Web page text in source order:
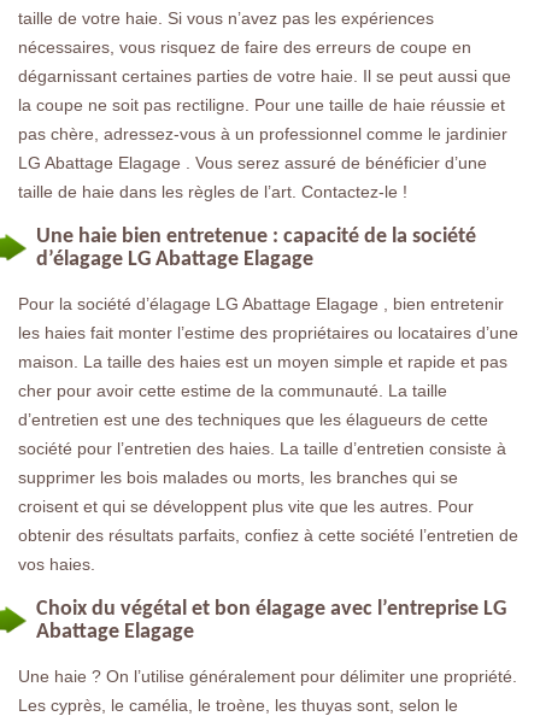
taille de votre haie. Si vous n’avez pas les expériences
nécessaires, vous risquez de faire des erreurs de coupe en
dégarnissant certaines parties de votre haie. Il se peut aussi que
la coupe ne soit pas rectiligne. Pour une taille de haie réussie et
pas chère, adressez-vous à un professionnel comme le jardinier
LG Abattage Elagage . Vous serez assuré de bénéficier d’une
taille de haie dans les règles de l’art. Contactez-le !
Une haie bien entretenue : capacité de la société
d’élagage LG Abattage Elagage
Pour la société d’élagage LG Abattage Elagage , bien entretenir
les haies fait monter l’estime des propriétaires ou locataires d’une
maison. La taille des haies est un moyen simple et rapide et pas
cher pour avoir cette estime de la communauté. La taille
d’entretien est une des techniques que les élagueurs de cette
société pour l’entretien des haies. La taille d’entretien consiste à
supprimer les bois malades ou morts, les branches qui se
croisent et qui se développent plus vite que les autres. Pour
obtenir des résultats parfaits, confiez à cette société l’entretien de
vos haies.
Choix du végétal et bon élagage avec l’entreprise LG
Abattage Elagage
Une haie ? On l’utilise généralement pour délimiter une propriété.
Les cyprès, le camélia, le troène, les thuyas sont, selon le